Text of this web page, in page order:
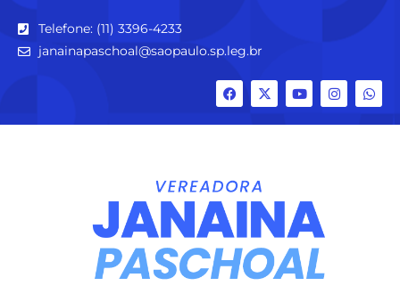
Telefone: (11) 3396-4233
janainapaschoal@saopaulo.sp.leg.br